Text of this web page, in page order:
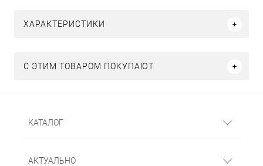
ХАРАКТЕРИСТИКИ
С ЭТИМ ТОВАРОМ ПОКУПАЮТ
КАТАЛОГ
АКТУАЛЬНО